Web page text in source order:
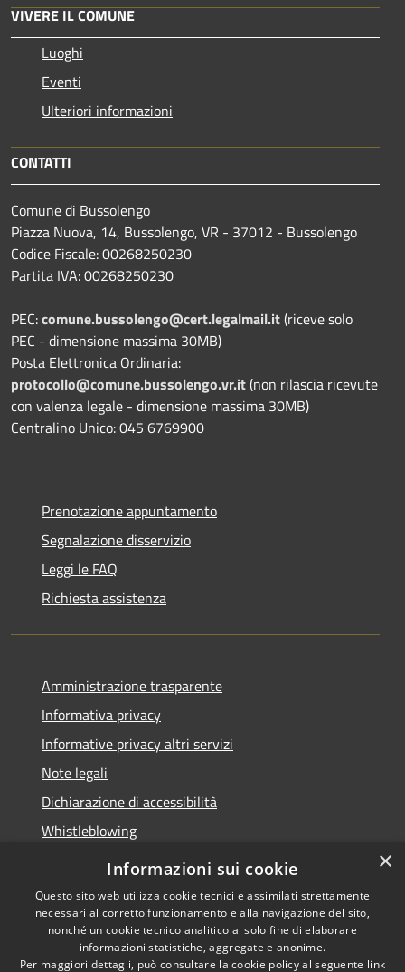
VIVERE IL COMUNE
Luoghi
Eventi
Ulteriori informazioni
CONTATTI
Comune di Bussolengo
Piazza Nuova, 14, Bussolengo, VR - 37012 - Bussolengo
Codice Fiscale: 00268250230
Partita IVA: 00268250230
PEC:comune.bussolengo@cert.legalmail.it(riceve solo
PEC - dimensione massima 30MB)
Posta Elettronica Ordinaria:
protocollo@comune.bussolengo.vr.it(non rilascia ricevute
con valenza legale - dimensione massima 30MB)
Centralino Unico: 045 6769900
Prenotazione appuntamento
Segnalazione disservizio
Leggi le FAQ
Richiesta assistenza
Amministrazione trasparente
Informativa privacy
Informative privacy altri servizi
Note legali
Dichiarazione di accessibilità
Whistleblowing
RSS
Accessibilità
Privacy
Copyright © 2026 • Comune di
Bussolengo • Powered by
Municipium•Accesso
×
Informazioni sui cookie
Questo sito web utilizza cookie tecnici e assimilati strettamente
necessari al corretto funzionamento e alla navigazione del sito,
nonché un cookie tecnico analitico al solo fine di elaborare
informazioni statistiche, aggregate e anonime.
Per maggiori dettagli, può consultare la cookie policy al seguente link